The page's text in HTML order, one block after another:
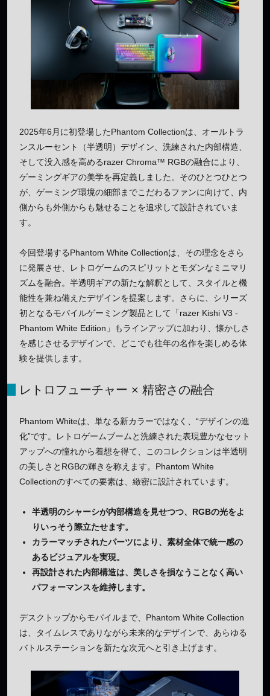
2025年6月に初登場したPhantom Collectionは、オールトラ
ンスルーセント（半透明）デザイン、洗練された内部構造、
そして没入感を高めるrazer Chroma™ RGBの融合により、
ゲーミングギアの美学を再定義しました。そのひとつひとつ
が、ゲーミング環境の細部までこだわるファンに向けて、内
側からも外側からも魅せることを追求して設計されていま
す。
今回登場するPhantom White Collectionは、その理念をさら
に発展させ、レトロゲームのスピリットとモダンなミニマリ
ズムを融合。半透明ギアの新たな解釈として、スタイルと機
能性を兼ね備えたデザインを提案します。さらに、シリーズ
初となるモバイルゲーミング製品として「razer Kishi V3 -
Phantom White Edition」もラインアップに加わり、懐かしさ
を感じさせるデザインで、どこでも往年の名作を楽しめる体
験を提供します。
レトロフューチャー × 精密さの融合
Phantom Whiteは、単なる新カラーではなく、“デザインの進
化”です。レトロゲームブームと洗練された表現豊かなセット
アップへの憧れから着想を得て、このコレクションは半透明
の美しさとRGBの輝きを称えます。Phantom White
Collectionのすべての要素は、緻密に設計されています。
半透明のシャーシが内部構造を見せつつ、RGBの光をよ
りいっそう際立たせます。
カラーマッチされたパーツにより、素材全体で統一感の
あるビジュアルを実現。
再設計された内部構造は、美しさを損なうことなく高い
パフォーマンスを維持します。
デスクトップからモバイルまで、Phantom White Collection
は、タイムレスでありながら未来的なデザインで、あらゆる
バトルステーションを新たな次元へと引き上げます。